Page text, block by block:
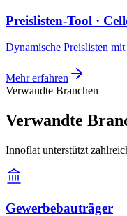
Preislisten-Tool ·
Dynamische Preislisten
Mehr erfahren
Verwandte Branchen
Verwandte
Innoflat unterstützt
Gewerbebauträger